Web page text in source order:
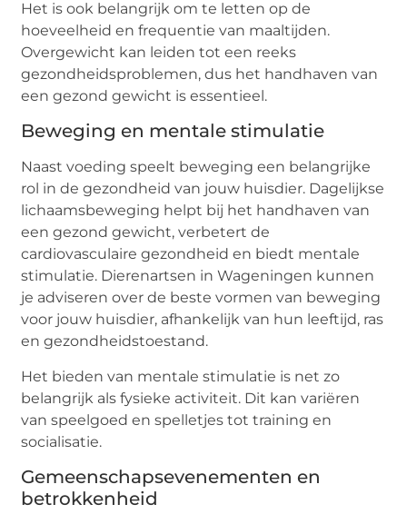
Het is ook belangrijk om te letten op de
hoeveelheid en frequentie van maaltijden.
Overgewicht kan leiden tot een reeks
gezondheidsproblemen, dus het handhaven van
een gezond gewicht is essentieel.
Beweging en mentale stimulatie
Naast voeding speelt beweging een belangrijke
rol in de gezondheid van jouw huisdier. Dagelijkse
lichaamsbeweging helpt bij het handhaven van
een gezond gewicht, verbetert de
cardiovasculaire gezondheid en biedt mentale
stimulatie. Dierenartsen in Wageningen kunnen
je adviseren over de beste vormen van beweging
voor jouw huisdier, afhankelijk van hun leeftijd, ras
en gezondheidstoestand.
Het bieden van mentale stimulatie is net zo
belangrijk als fysieke activiteit. Dit kan variëren
van speelgoed en spelletjes tot training en
socialisatie.
Gemeenschapsevenementen en
betrokkenheid